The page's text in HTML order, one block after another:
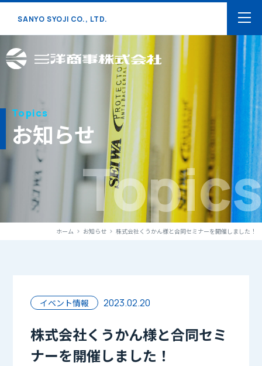
SANYO SYOJI CO., LTD.
Topics
お知らせ
Topics
ホーム お知らせ 株式会社くうかん様と合同セミナーを開催しました！
イベント情報 2023.02.20
株式会社くうかん様と合同セミ
ナーを開催しました！